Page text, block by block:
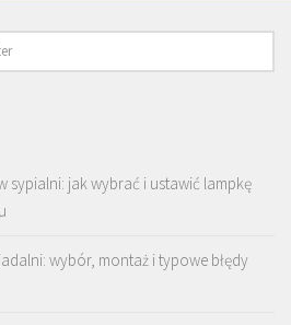
sypialni: jak wybrać i ustawić lampkę
wybór, montaż i typowe błędy